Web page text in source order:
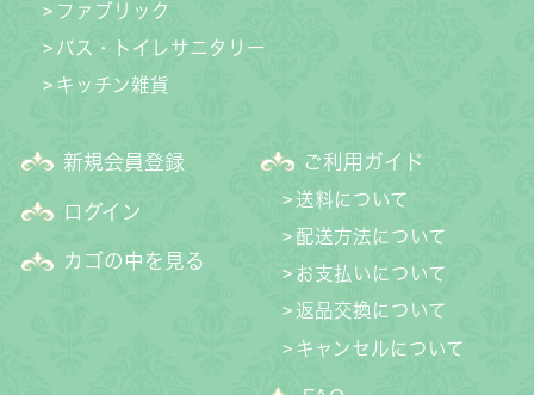
ファブリック
バス・トイレサニタリー
キッチン雑貨
新規会員登録
ログイン
カゴの中を見る
ご利用ガイド
送料について
配送方法について
お支払いについて
返品交換について
キャンセルについて